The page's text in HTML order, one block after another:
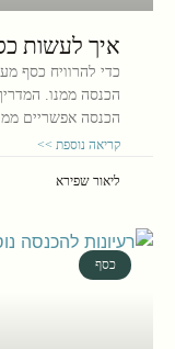
איך לעשות
כדי להרוויח כסף
הכנסה ממנו.
הכנסה אפשריים
קריאה נוספת >>
ליאור שפירא
כסף